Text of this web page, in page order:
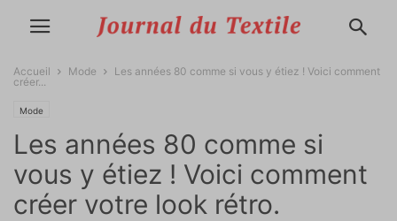
Accueil Mode
Les années 80 comme si vous y étiez ! Voici comment
créer...
Mode
Les années 80 comme si
vous y étiez ! Voici comment
créer votre look rétro.